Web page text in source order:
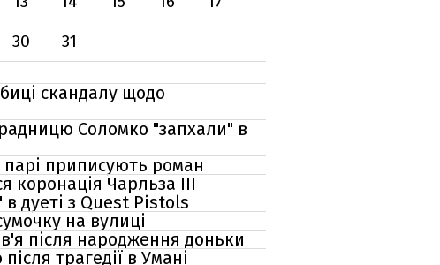
30 31
скандалу щодо
Соломко "запхали" в
парі приписують роман
коронація Чарльза ІІІ
дуеті з Quest Pistols
на вулиці
після народження доньки
трагедії в Умані